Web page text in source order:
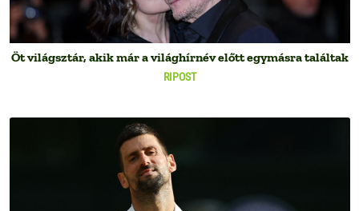
RIPOST
Öt világsztár, akik már a világhírnév előtt egymásra találtak